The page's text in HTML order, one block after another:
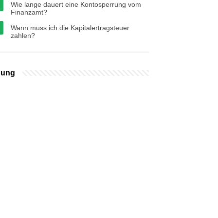
Wie lange dauert eine Kontosperrung vom
Finanzamt?
Wann muss ich die Kapitalertragsteuer
zahlen?